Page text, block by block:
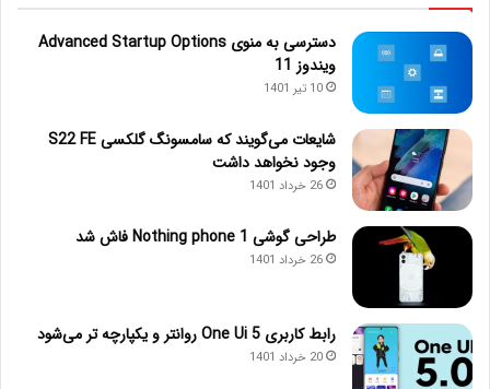
دسترسی به منوی Advanced Startup Options
ویندوز 11
10 تیر 1401
شایعات می‌گویند که سامسونگ گلکسی S22 FE
وجود نخواهد داشت
26 خرداد 1401
طراحی گوشی Nothing phone 1 فاش شد
26 خرداد 1401
رابط کاربری One Ui 5 روانتر و یکپارچه تر می‌شود
20 خرداد 1401